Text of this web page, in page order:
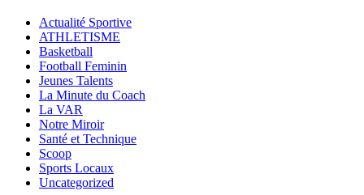
Actualité Sportive
ATHLETISME
Basketball
Football Feminin
Jeunes Talents
La Minute du Coach
La VAR
Notre Miroir
Santé et Technique
Scoop
Sports Locaux
Uncategorized